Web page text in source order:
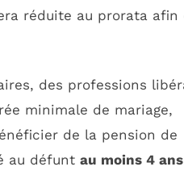
réduite au prorata afin
des professions
minimale de mariage,
de la pension de
au défunt au moins 4 ans